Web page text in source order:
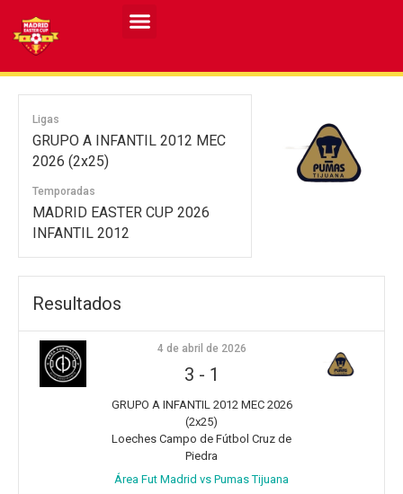
Ligas
GRUPO A INFANTIL 2012 MEC
2026 (2x25)
Temporadas
MADRID EASTER CUP 2026
INFANTIL 2012
Resultados
4 de abril de 2026
3 - 1
GRUPO A INFANTIL 2012 MEC 2026
(2x25)
Loeches Campo de Fútbol Cruz de
Piedra
Área Fut Madrid vs Pumas Tijuana